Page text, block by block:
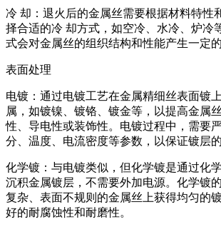
冷 却：退火后的金属丝需要根据材料特性
择合适的冷 却方式，如空冷、水冷、炉冷
式会对金属丝的组织结构和性能产生一定的
表面处理
电镀：通过电镀工艺在金属精细丝表面镀
属，如镀镍、镀铬、镀金等，以提高金属
性、导电性或装饰性。电镀过程中，需要
分、温度、电流密度等参数，以保证镀层
化学镀：与电镀类似，但化学镀是通过化
沉积金属镀层，不需要外加电源。化学镀
复杂、表面不规则的金属丝上获得均匀的
好的耐腐蚀性和耐磨性。